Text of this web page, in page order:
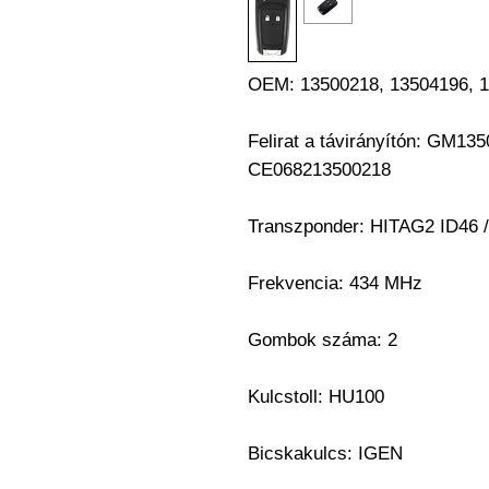
OEM: 13500218, 13504196,
Felirat a távirányítón:
CE068213500218
Transzponder: HITAG2 ID46
Frekvencia: 434 MHz
Gombok száma: 2
Kulcstoll: HU100
Bicskakulcs: IGEN